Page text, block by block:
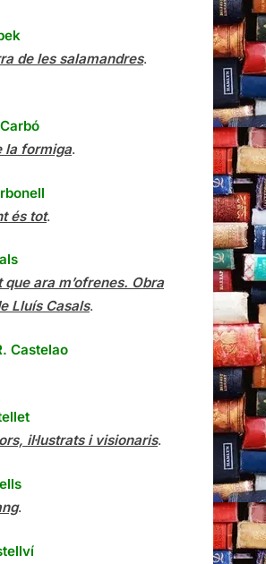
de les salamandres.
la formiga.
és tot.
que ara m’ofrenes. Obra
Lluís Casals.
Castelao
il·lustrats i visionaris.
.